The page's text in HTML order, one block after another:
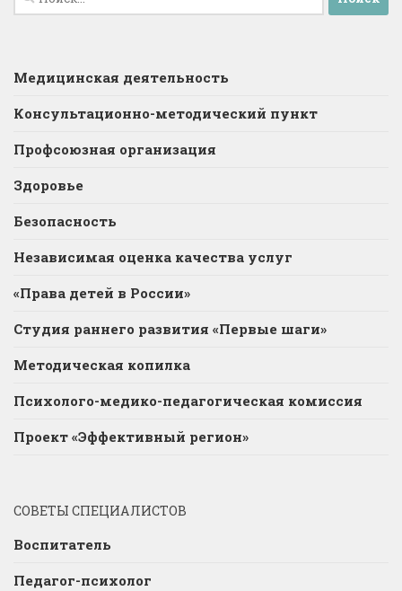
Медицинская деятельность
Консультационно-методический пункт
Профсоюзная организация
Здоровье
Безопасность
Независимая оценка качества услуг
«Права детей в России»
Студия раннего развития «Первые шаги»
Методическая копилка
Психолого-медико-педагогическая комиссия
Проект «Эффективный регион»
СОВЕТЫ СПЕЦИАЛИСТОВ
Воспитатель
Педагог-психолог